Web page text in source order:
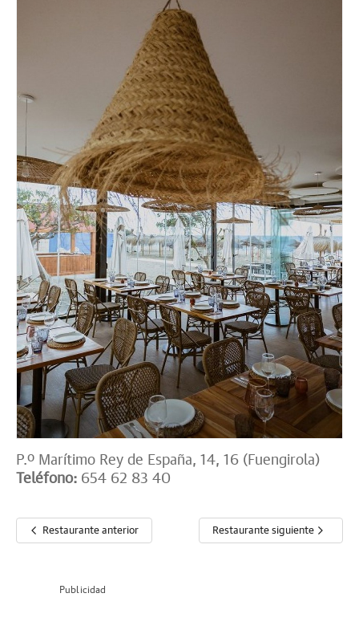
P.º Marítimo Rey de España, 14, 16 (Fuengirola)
Teléfono: 654 62 83 40
Restaurante anterior Restaurante siguiente
Publicidad